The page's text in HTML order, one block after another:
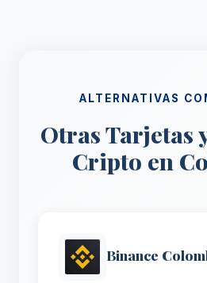
ALTERNATIVAS
Otras Tarjetas
Cripto en
Binance